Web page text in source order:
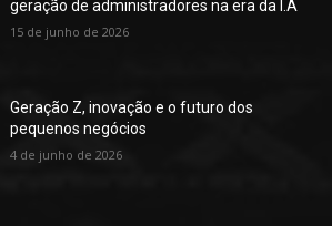
geração de administradores na era da I.A
15 de junho de 2026
Geração Z, inovação e o futuro dos
pequenos negócios
4 de junho de 2026